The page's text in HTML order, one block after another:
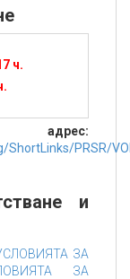
ч.
PRSR/
и
ЗА
ЗА